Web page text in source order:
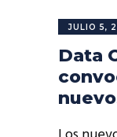
JULIO 5,
Data